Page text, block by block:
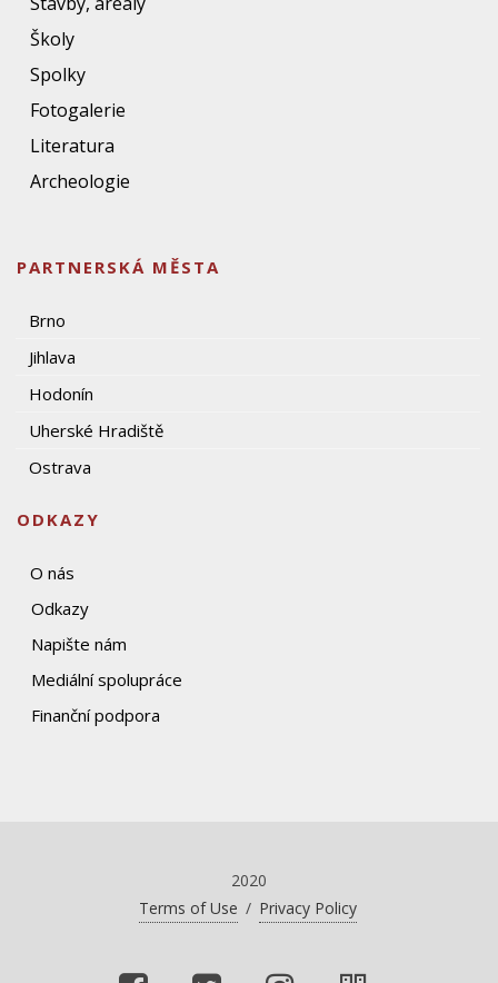
Školy
Spolky
Fotogalerie
Literatura
Archeologie
PARTNERSKÁ MĚSTA
Brno
Jihlava
Hodonín
Uherské Hradiště
Ostrava
ODKAZY
O nás
Odkazy
Napište nám
Mediální spolupráce
Finanční podpora
2020
Terms of Use / Privacy Policy